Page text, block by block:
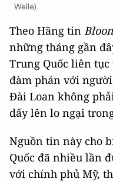
Welle).
Theo Hãng tin
những tháng gần
Trung Quốc liên
đàm phán với
Đài Loan không
dấy lên lo ngại
Nguồn tin này cho
Quốc đã nhiều lần
với chính phủ Mỹ,